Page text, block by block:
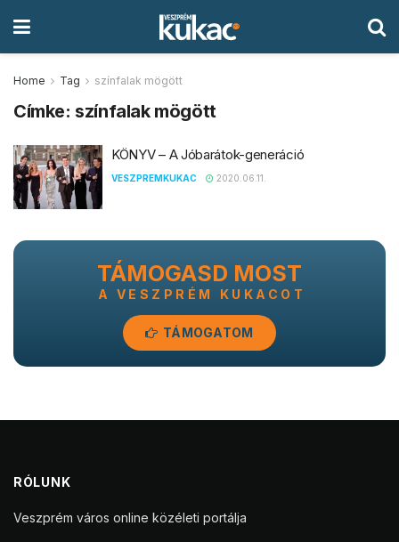
Home Tag színfalak mögött
Címke: színfalak mögött
KÖNYV – A Jóbarátok-generáció
VESZPREMKUKAC 2020.06.11.
TÁMOGASD MOST
A VESZPRÉM KUKACOT
TÁMOGATOM
RÓLUNK
Veszprém város online közéleti portálja